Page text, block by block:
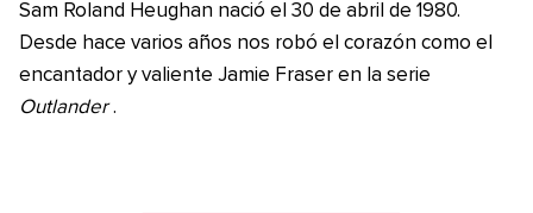
Sam Roland Heughan nació el 30 de abril de 1980.
Desde hace varios años nos robó el corazón como el
encantador y valiente Jamie Fraser en la serie
Outlander .